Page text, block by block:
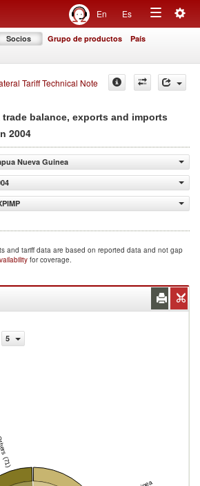
En Es
Toggle
Socios Grupo de productos País
Tariff Technical Note
trade balance, exports and imports
2004
Nueva Guinea
and tariff data are based on reported data and not gap
for coverage.
5
(71)